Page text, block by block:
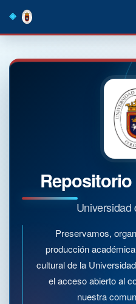
navigation
Universidad
Preservamos,
producción
cultural de la
el acceso abierto al
nuestra